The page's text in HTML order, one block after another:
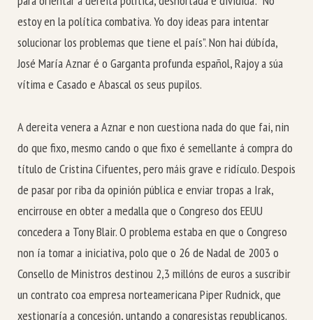
estoy en la política combativa. Yo doy ideas para intentar
solucionar los problemas que tiene el país”. Non hai dúbída,
José María Aznar é o Garganta profunda español, Rajoy a súa
vítima e Casado e Abascal os seus pupilos.
A dereita venera a Aznar e non cuestiona nada do que fai, nin
do que fixo, mesmo cando o que fixo é semellante á compra do
título de Cristina Cifuentes, pero máis grave e ridículo. Despois
de pasar por riba da opinión pública e enviar tropas a Irak,
encirrouse en obter a medalla que o Congreso dos EEUU
concedera a Tony Blair. O problema estaba en que o Congreso
non ía tomar a iniciativa, polo que o 26 de Nadal de 2003 o
Consello de Ministros destinou 2,3 millóns de euros a suscribir
un contrato coa empresa norteamericana Piper Rudnick, que
xestionaría a concesión, untando a congresistas republicanos.